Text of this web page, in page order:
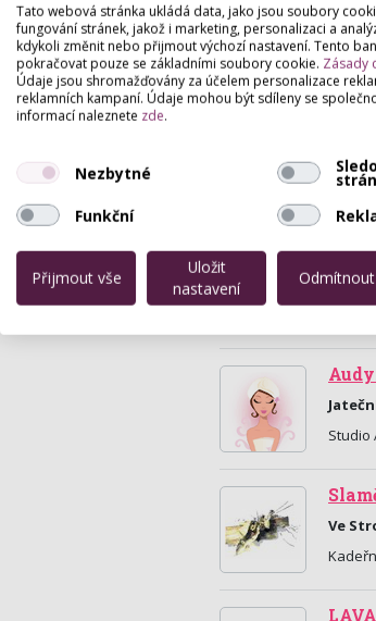
Velká
solí z
Studio
Ve
Tato webová stránka ukládá data, jako jsou soubory
fungování stránek, jakož i marketing, personalizaci a
kdykoli změnit nebo přijmout výchozí nastavení. Tento
pokračovat pouze se základními soubory cookie. Zásady
Údaje jsou shromažďovány za účelem personalizace
reklamních kampaní. Údaje mohou být sdíleny se
informací naleznete zde.
Nezbytné
Funkční
Přijmout vše
Uložit
nastavení
Odmítnout